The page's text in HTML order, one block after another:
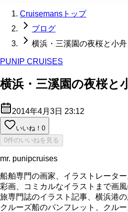
Cruisemansトップ
ブログ
横浜・三溪園の夜桜と小舟
PUNIP CRUISES
横浜・三溪園の夜桜と
2014年4月3日 23:12
いいね！ 0
0件のいいねを見る
mr. punipcruises
船舶専門の画家、イラストレータ
彩画、コミカルなイラストまで画
旅専門誌のイラスト記事、横浜港
クルーズ船のパンフレット、クル